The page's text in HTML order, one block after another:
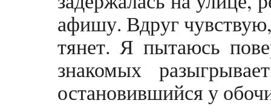
афишу. Вдруг
тянет. Я пытаюсь
знакомых
остановившийся у